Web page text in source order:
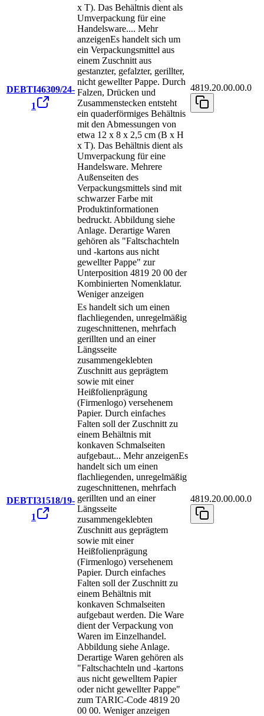
DEBTI46309/24-
1
x T). Das Behältnis dient als
Umverpackung für eine
Handelsware.... Mehr
anzeigenEs handelt sich um
ein Verpackungsmittel aus
einem Zuschnitt aus
gestanzter, gefalzter, gerillter,
nicht gewellter Pappe. Durch
Falzen, Drücken und
Zusammenstecken entsteht
ein quaderförmiges Behältnis
mit den Abmessungen von
etwa 12 x 8 x 2,5 cm (B x H
x T). Das Behältnis dient als
Umverpackung für eine
Handelsware. Mehrere
Außenseiten des
Verpackungsmittels sind mit
schwarzer Farbe mit
Produktinformationen
bedruckt. Abbildung siehe
Anlage. Derartige Waren
gehören als "Faltschachteln
und -kartons aus nicht
gewellter Pappe" zur
Unterposition 4819 20 00 der
Kombinierten Nomenklatur.
Weniger anzeigen
4819.20.00.00.0
DEBTI31518/19-
1
Es handelt sich um einen
flachliegenden, unregelmäßig
zugeschnittenen, mehrfach
gerillten und an einer
Längsseite
zusammengeklebten
Zuschnitt aus geprägtem
sowie mit einer
Heißfolienprägung
(Firmenlogo) versehenem
Papier. Durch einfaches
Falten soll der Zuschnitt zu
einem Behältnis mit
konkaven Schmalseiten
aufgebaut... Mehr anzeigenEs
handelt sich um einen
flachliegenden, unregelmäßig
zugeschnittenen, mehrfach
gerillten und an einer
Längsseite
zusammengeklebten
Zuschnitt aus geprägtem
sowie mit einer
Heißfolienprägung
(Firmenlogo) versehenem
Papier. Durch einfaches
Falten soll der Zuschnitt zu
einem Behältnis mit
konkaven Schmalseiten
aufgebaut werden. Die Ware
dient der Verpackung von
Waren im Einzelhandel.
Abbildung siehe Anlage.
Derartige Waren gehören als
"Faltschachteln und -kartons
aus nicht gewelltem Papier
oder nicht gewellter Pappe"
zum TARIC-Code 4819 20
00 00. Weniger anzeigen
4819.20.00.00.0